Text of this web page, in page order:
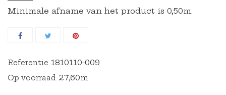
Minimale afname van het product is 0,50m.
Referentie 1810110-009
Op voorraad 27,60m